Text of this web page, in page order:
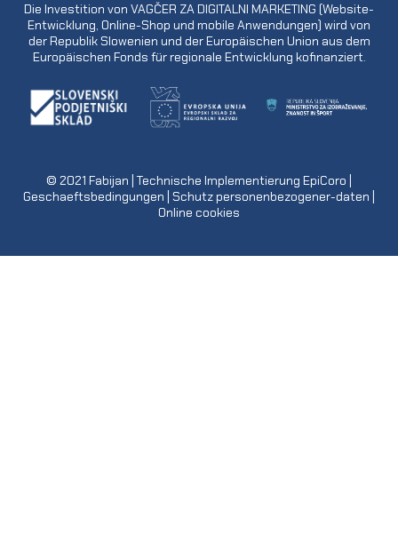
Die Investition von VAGČER ZA DIGITALNI MARKETING (Website-
Entwicklung, Online-Shop und mobile Anwendungen) wird von
der Republik Slowenien und der Europäischen Union aus dem
Europäischen Fonds für regionale Entwicklung kofinanziert.
© 2021 Fabijan | Technische Implementierung EpiCoro
Geschaeftsbedingungen Schutz personenbezogener-daten
Online cookies